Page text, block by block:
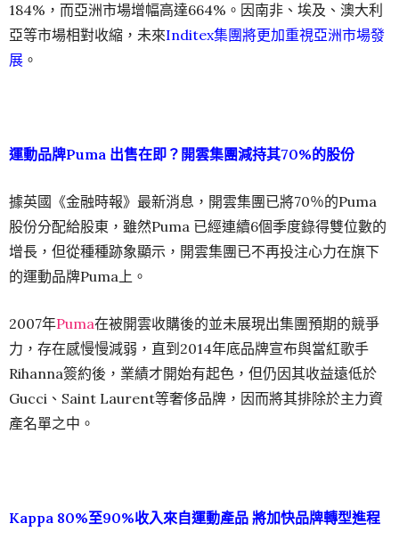
184%，而亞洲市場增幅高達664%。因南非、埃及、澳大利
亞等市場相對收縮，未來Inditex集團將更加重視亞洲市場發
展 。
運動品牌Puma 出售在即？開雲集團減持其70%的股份
據英國《金融時報》最新消息，開雲集團已將70％的Puma
股份分配給股東，雖然Puma 已經連續6個季度錄得雙位數的
增長，但從種種跡象顯示，開雲集團已不再投注心力在旗下
的運動品牌Puma上。
2007年Puma在被開雲收購後的並未展現出集團預期的競爭
力，存在感慢慢減弱，直到2014年底品牌宣布與當紅歌手
Rihanna簽約後，業績才開始有起色，但仍因其收益遠低於
Gucci、Saint Laurent等奢侈品牌，因而將其排除於主力資
產名單之中。
Kappa 80%至90%收入來自運動產品 將加快品牌轉型進程